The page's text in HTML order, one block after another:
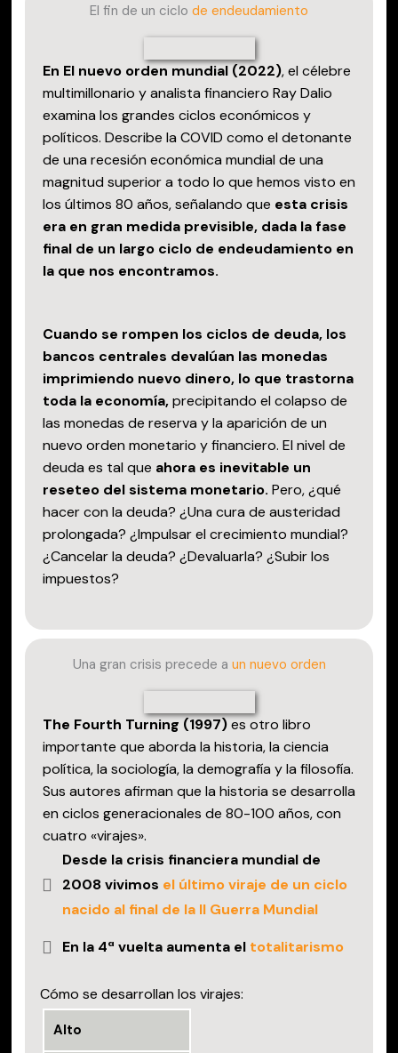
El fin de un ciclo de endeudamiento
En El nuevo orden mundial (2022), el célebre
multimillonario y analista financiero Ray Dalio
examina los grandes ciclos económicos y
políticos. Describe la COVID como el detonante
de una recesión económica mundial de una
magnitud superior a todo lo que hemos visto en
los últimos 80 años, señalando que esta crisis
era en gran medida previsible, dada la fase
final de un largo ciclo de endeudamiento en
la que nos encontramos.
Cuando se rompen los ciclos de deuda, los
bancos centrales devalúan las monedas
imprimiendo nuevo dinero, lo que trastorna
toda la economía,precipitando el colapso de
las monedas de reserva y la aparición de un
nuevo orden monetario y financiero. El nivel de
deuda es tal que ahora es inevitable un
reseteo del sistema monetario. Pero, ¿qué
hacer con la deuda? ¿Una cura de austeridad
prolongada? ¿Impulsar el crecimiento mundial?
¿Cancelar la deuda? ¿Devaluarla? ¿Subir los
impuestos?
Una gran crisis precede a un nuevo orden
The Fourth Turning (1997)es otro libro
importante que aborda la historia, la ciencia
política, la sociología, la demografía y la filosofía.
Sus autores afirman que la historia se desarrolla
en ciclos generacionales de 80-100 años, con
cuatro «virajes».
Desde la crisis financiera mundial de
2008 vivimos el último viraje de un ciclo
nacido al final de la II Guerra Mundial
En la 4ª vuelta aumenta el totalitarismo
Cómo se desarrollan los virajes:
Alto